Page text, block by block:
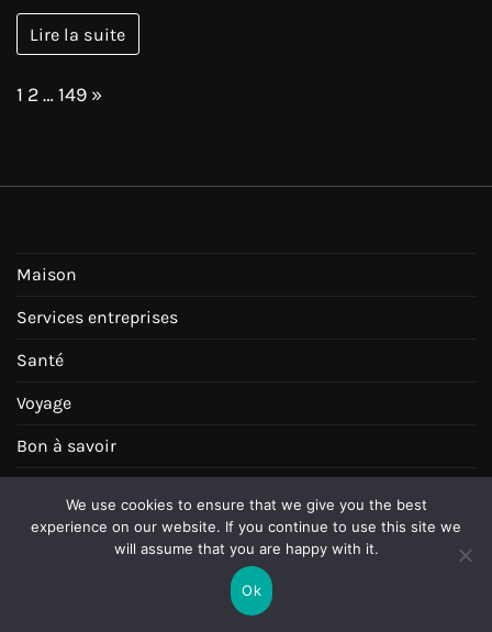
Lire la suite
Page:
1 2…149 Next
»
Maison
Services entreprises
Santé
Voyage
Bon à savoir
Loisirs
We use cookies to ensure that we give you the best
experience on our website. If you continue to use this site we
will assume that you are happy with it.
Ok